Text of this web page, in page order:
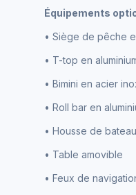
Équipements
• Siège de pêche
• T-top en
• Bimini en acier
• Roll bar en
• Housse de bateau
• Table amovible
• Feux de